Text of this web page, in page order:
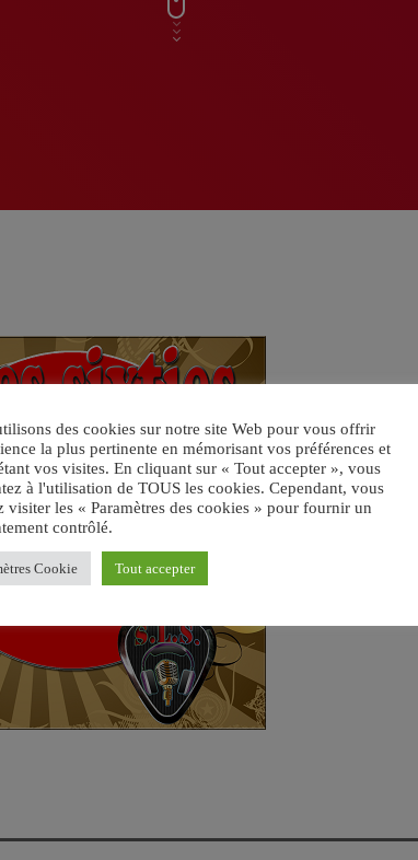
des cookies sur notre site Web pour vous offrir
la plus pertinente en mémorisant vos préférences et
vos visites. En cliquant sur « Tout accepter », vous
à l'utilisation de TOUS les cookies. Cependant, vous
visiter les « Paramètres des cookies » pour fournir un
contrôlé.
Cookie Tout accepter